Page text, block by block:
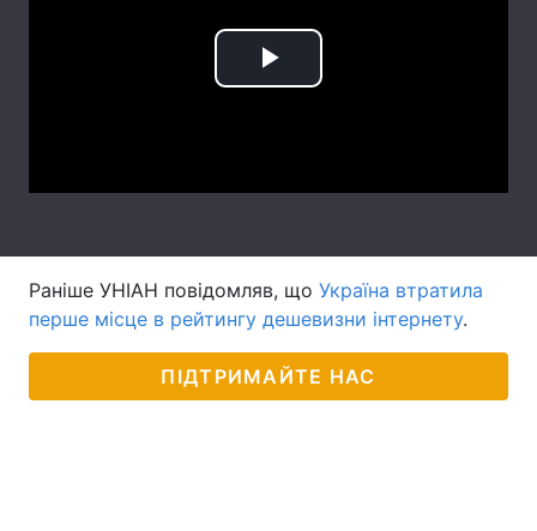
Play
Раніше УНІАН повідомляв, що Україна втратила
перше місце в рейтингу дешевизни інтернету.
ПІДТРИМАЙТЕ НАС